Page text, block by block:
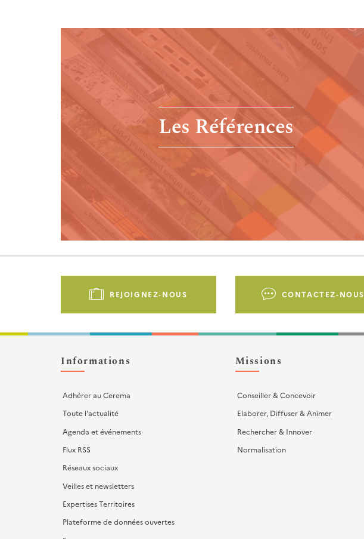
Les Références
Pied
Liens
d'actions
REJOIGNEZ-NOUS CONTACTEZ-NOUS
Informations
Adhérer au Cerema
Toute l'actualité
Agenda et événements
Flux RSS
Réseaux sociaux
Veilles et newsletters
Expertises Territoires
Plateforme de données ouvertes
Missions
Conseiller & Concevoir
Elaborer, Diffuser & Animer
Rechercher & Innover
Normalisation